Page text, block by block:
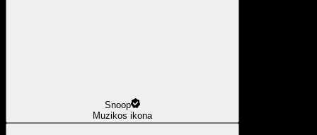
Snoop
Muzikos ikona